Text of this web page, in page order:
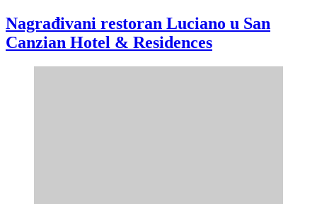
Nagrađivani restoran Luciano u San
Canzian Hotel & Residences